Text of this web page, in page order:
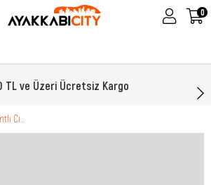
0
TL ve Üzeri Ücretsiz Kargo